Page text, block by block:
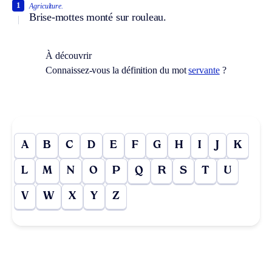
Agriculture.
Brise-mottes monté sur rouleau.
1
À découvrir
Connaissez-vous la définition du motservante?
A B C D E F G H I J K
L M N O P Q R S T U
V W X Y Z